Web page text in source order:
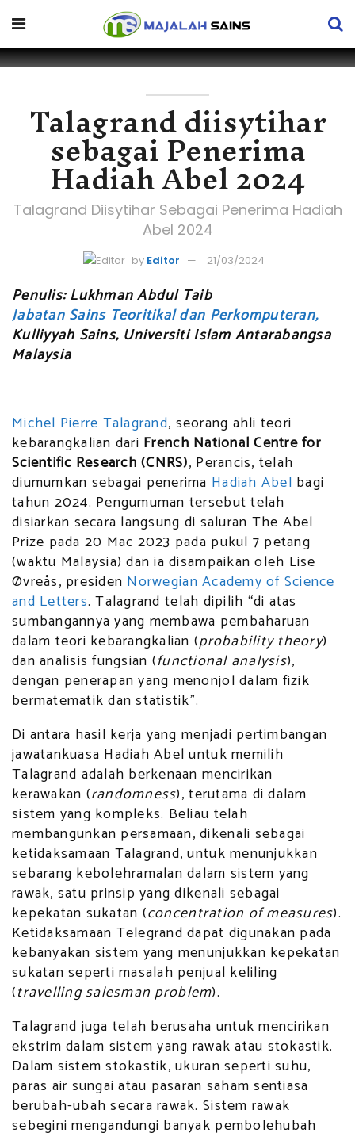
Talagrand diisytihar
sebagai Penerima
Hadiah Abel 2024
Talagrand Diisytihar Sebagai Penerima Hadiah
Abel 2024
by Editor 21/03/2024
Penulis: Lukhman Abdul Taib
Jabatan Sains Teoritikal dan Perkomputeran,
Kulliyyah Sains, Universiti Islam Antarabangsa
Malaysia
Michel Pierre Talagrand, seorang ahli teori
kebarangkalian dari French National Centre for
Scientific Research (CNRS), Perancis, telah
diumumkan sebagai penerima Hadiah Abel bagi
tahun 2024. Pengumuman tersebut telah
disiarkan secara langsung di saluran The Abel
Prize pada 20 Mac 2023 pada pukul 7 petang
(waktu Malaysia) dan ia disampaikan oleh Lise
Øvreås, presiden Norwegian Academy of Science
and Letters. Talagrand telah dipilih “di atas
sumbangannya yang membawa pembaharuan
dalam teori kebarangkalian (probability theory)
dan analisis fungsian (functional analysis),
dengan penerapan yang menonjol dalam fizik
bermatematik dan statistik”.
Di antara hasil kerja yang menjadi pertimbangan
jawatankuasa Hadiah Abel untuk memilih
Talagrand adalah berkenaan mencirikan
kerawakan (randomness), terutama di dalam
sistem yang kompleks. Beliau telah
membangunkan persamaan, dikenali sebagai
ketidaksamaan Talagrand, untuk menunjukkan
sebarang kebolehramalan dalam sistem yang
rawak, satu prinsip yang dikenali sebagai
kepekatan sukatan (concentration of measures).
Ketidaksamaan Telegrand dapat digunakan pada
kebanyakan sistem yang menunjukkan kepekatan
sukatan seperti masalah penjual keliling
(travelling salesman problem).
Talagrand juga telah berusaha untuk mencirikan
ekstrim dalam sistem yang rawak atau stokastik.
Dalam sistem stokastik, ukuran seperti suhu,
paras air sungai atau pasaran saham sentiasa
berubah-ubah secara rawak. Sistem rawak
sebegini mengandungi banyak pembolehubah